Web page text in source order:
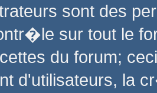
sont des
sur tout le
du forum;
d'utilisateurs, la